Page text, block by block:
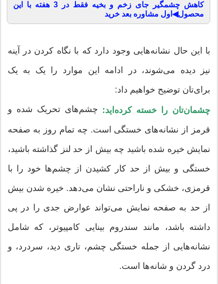
کاهش چشمگیر جای زخم و بخیه فقط در 3 هفته با این
محصول◀اول مشاوره بعد خرید
با این حال نشانه‌هایی وجود دارد که با نگاه کردن در آینه
نیز دیده می‌شوند، در ادامه این موارد را یک به یک
برای‌تان توضیح خواهیم داد:
چشمان‌تان را خسته کرده‌اید: چشم‌های تحریک شده و
قرمز از نشانه‌های خستگی است. چه تمام روز به صفحه
نمایش خیره شده باشید چه بیش از حد لنز گذاشته باشید،
خستگی و بیش از حد کار کشیدن از چشم‌ها خود را با
قرمزی، خشکی و ناراحتی نشان می‌دهد. خیره شدن بیش
از حد به صفحه نمایش می‌تواند عوارض جدی را در پی
داشته باشد، مانند سندروم بینایی کامپیوتر، که شامل
نشانه‌هایی از جمله خستگی چشم، تاری دید، سردرد، و
درد گردن و شانه‌ها است.